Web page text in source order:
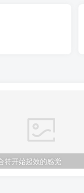
符开始起效的感觉